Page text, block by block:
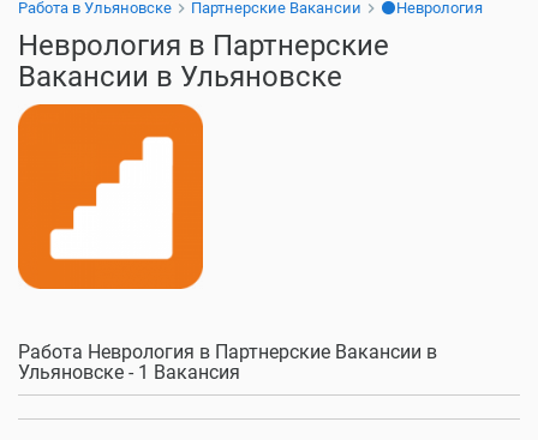
Работа в Ульяновске Партнерские Вакансии ⚫Неврология
Неврология в Партнерские
Вакансии в Ульяновске
Работа Неврология в Партнерские Вакансии в
Ульяновске - 1 Вакансия